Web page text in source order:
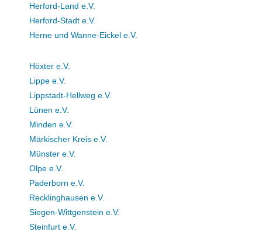
Herford-Land e.V.
Herford-Stadt e.V.
Herne und Wanne-Eickel e.V.
Höxter e.V.
Lippe e.V.
Lippstadt-Hellweg e.V.
Lünen e.V.
Minden e.V.
Märkischer Kreis e.V.
Münster e.V.
Olpe e.V.
Paderborn e.V.
Recklinghausen e.V.
Siegen-Wittgenstein e.V.
Steinfurt e.V.